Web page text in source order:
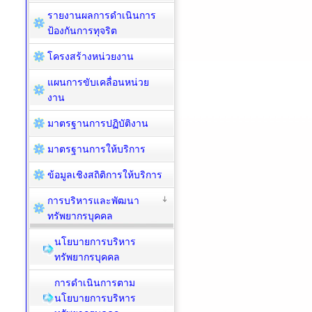
รายงานผลการดำเนินการ
ป้องกันการทุจริต
โครงสร้างหน่วยงาน
แผนการขับเคลื่อนหน่วย
งาน
มาตรฐานการปฏิบัติงาน
มาตรฐานการให้บริการ
ข้อมูลเชิงสถิติการให้บริการ
การบริหารและพัฒนา
ทรัพยากรบุคคล
นโยบายการบริหาร
ทรัพยากรบุคคล
การดำเนินการตาม
นโยบายการบริหาร